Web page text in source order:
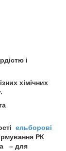
і
хімічних
ельборові
РК
– для